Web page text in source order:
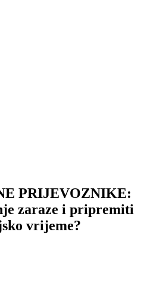
PRIJEVOZNIKE:
zaraze i pripremiti
vrijeme?